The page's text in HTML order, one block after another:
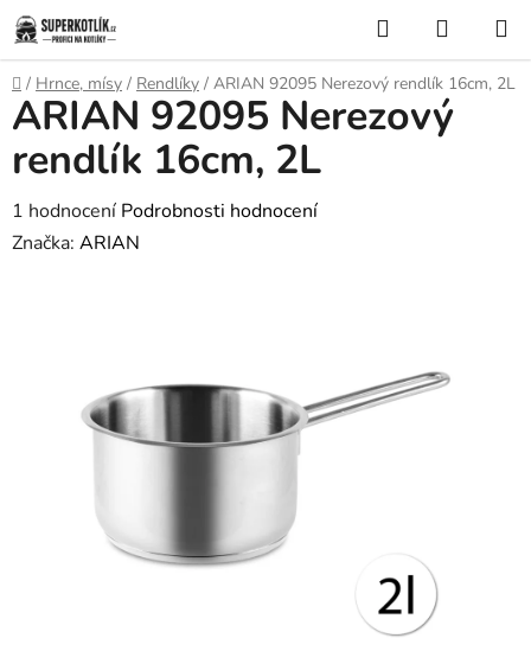
Přejít
na
obsah
Hledat
KOŠÍK
Domů
/ Hrnce, mísy / Rendlíky / ARIAN 92095 Nerezový rendlík 16cm, 2L
ARIAN 92095 Nerezový
rendlík 16cm, 2L
Průměrné
hodnocení
hvězdiček.
1 hodnocení Podrobnosti hodnocení
Značka: ARIAN